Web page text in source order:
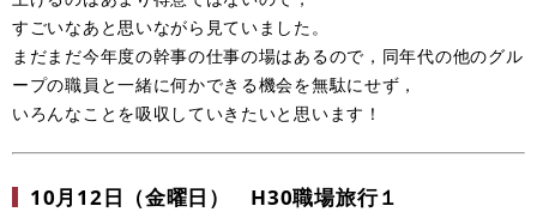
すごいなあと思いながら見ていました。
まだまだ今年度の幹事の仕事の場はあるので，同年代の他のグル
ープの職員と一緒に何かできる機会を無駄にせず，
いろんなことを吸収していきたいと思います！
10月12日（金曜日） H30職場旅行１